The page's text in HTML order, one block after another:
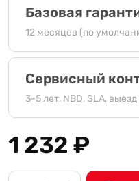
Базовая
12 месяцев (по
Сервисный
3-5 лет, NBD, SLA,
1 232₽